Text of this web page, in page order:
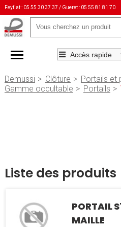
Feytiat : 05 55 30 37 37 / Gueret : 05 55 81 81 70
Mots-
clés
Demussi Clôture
Portails et
Gamme occultable
Portails
Liste des produits
PORTAIL
MAILLE